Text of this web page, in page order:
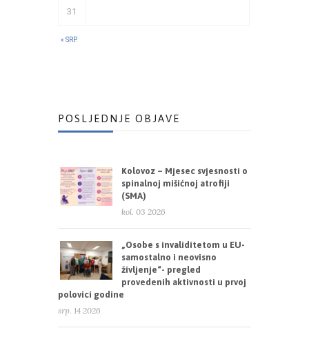
« SRP.
31
POSLJEDNJE OBJAVE
Kolovoz – Mjesec svjesnosti o
spinalnoj mišićnoj atrofiji
(SMA)
kol. 03 2026
„Osobe s invaliditetom u EU-
samostalno i neovisno
življenje“- pregled
provedenih aktivnosti u prvoj
polovici godine
srp. 14 2026